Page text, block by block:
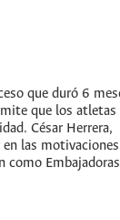
que duró 6
que los atletas
César Herrera,
las
como